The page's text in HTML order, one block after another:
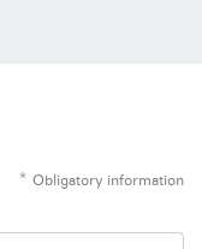
* Obligatory information